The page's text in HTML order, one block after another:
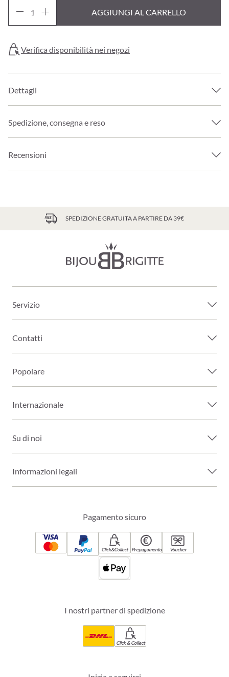
AGGIUNGI AL CARRELLO
Verifica disponibilità nei negozi
Dettagli
Spedizione, consegna e reso
Recensioni
SPEDIZIONE GRATUITA A PARTIRE DA 39€
Servizio
Contatti
Popolare
Internazionale
Su di noi
Informazioni legali
Pagamento sicuro
Click&Collect Prepagamento Voucher
I nostri partner di spedizione
Click & Collect